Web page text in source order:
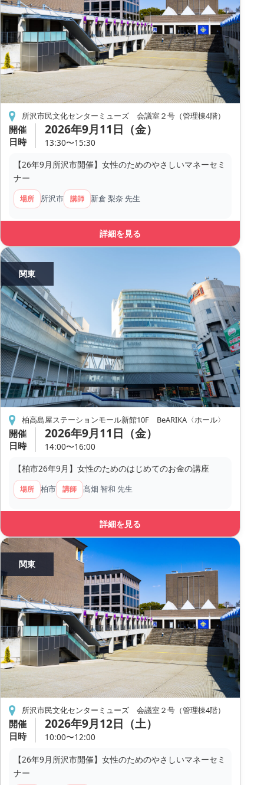
所沢市民文化センターミューズ 会議室２号（管理棟4階）
開催
日時
2026年9月11日（金）
13:30〜15:30
【26年9月所沢市開催】女性のためのやさしいマネーセミ
ナー
場所 所沢市 講師 新倉 梨奈 先生
詳細を見る
関東
柏高島屋ステーションモール新館10F BeARIKA〈ホール〉
開催
日時
2026年9月11日（金）
14:00〜16:00
【柏市26年9月】女性のためのはじめてのお金の講座
場所 柏市 講師 髙畑 智和 先生
詳細を見る
関東
所沢市民文化センターミューズ 会議室２号（管理棟4階）
開催
日時
2026年9月12日（土）
10:00〜12:00
【26年9月所沢市開催】女性のためのやさしいマネーセミ
ナー